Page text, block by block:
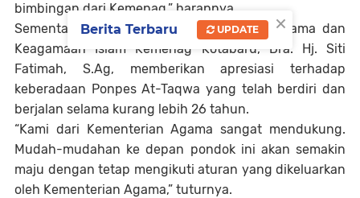
bimbingan dari Kemenag,” harapnya.
Sementara itu, Kepala Seksi Pendidikan Agama dan
Keagamaan Islam Kemenag Kotabaru, Dra. Hj. Siti
Fatimah, S.Ag, memberikan apresiasi terhadap
keberadaan Ponpes At-Taqwa yang telah berdiri dan
berjalan selama kurang lebih 26 tahun.
“Kami dari Kementerian Agama sangat mendukung.
Mudah-mudahan ke depan pondok ini akan semakin
maju dengan tetap mengikuti aturan yang dikeluarkan
oleh Kementerian Agama,” tuturnya.
×
Berita Terbaru UPDATE